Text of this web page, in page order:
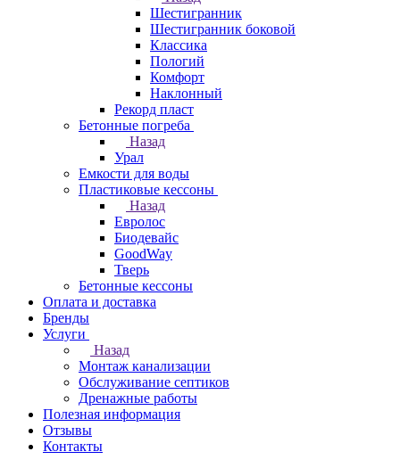
Шестигранник
Шестигранник боковой
Классика
Пологий
Комфорт
Наклонный
Рекорд пласт
Бетонные погреба
Назад
Урал
Емкости для воды
Пластиковые кессоны
Назад
Евролос
Биодевайс
GoodWay
Тверь
Бетонные кессоны
Оплата и доставка
Бренды
Услуги
Назад
Монтаж канализации
Обслуживание септиков
Дренажные работы
Полезная информация
Отзывы
Контакты